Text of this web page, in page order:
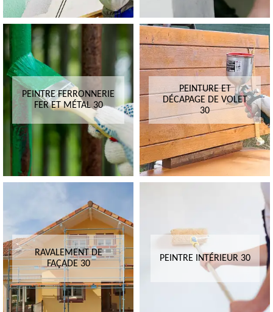
PEINTRE FERRONNERIE
FER ET MÉTAL 30
PEINTURE ET
DÉCAPAGE DE VOLET
30
RAVALEMENT DE
FAÇADE 30
PEINTRE INTÉRIEUR 30